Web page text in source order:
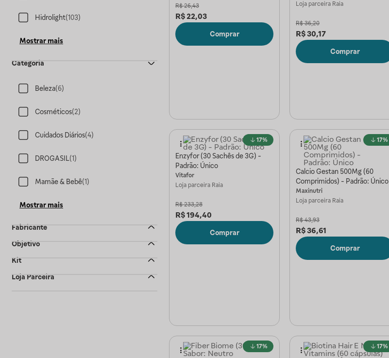
Hidrolight(103)
Mostrar mais
Categoria
Beleza(6)
Cosméticos(2)
Cuidados Diários(4)
DROGASIL(1)
Mamãe & Bebê(1)
Mostrar mais
Fabricante
Objetivo
Kit
Loja Parceira
R$ 26,43
R$ 22,03
Comprar
Loja parceira Raia
R$ 36,20
R$30,17
Comprar
17%
Enzyfor (30 Sachês de 3G) -
Padrão: Único
Vitafor
Loja parceira Raia
R$ 233,28
R$194,40
Comprar
17%
Calcio Gestan 500Mg (60
Comprimidos) - Padrão: Único
Maxinutri
Loja parceira Raia
R$ 43,93
R$36,61
Comprar
17% 17%